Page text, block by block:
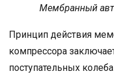
Мембранный
Принцип действия
компрессора
поступательных